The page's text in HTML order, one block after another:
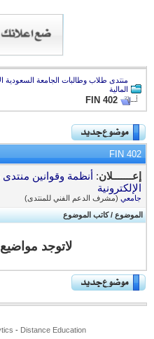
منتدى طلاب وطالبات الجامعة السعودية
المالية
FIN 402
FIN 402
إعـــــــلان:أنظمة وقوانين منتدى
الإلكترونية
جامعي(مشرف الدعم الفني للمنتدى)
الموضوع/كاتب الموضوع
لاتوجد
-Distance Education